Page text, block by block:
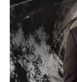
seit
Von Bad Harzburg
Wasserfall.